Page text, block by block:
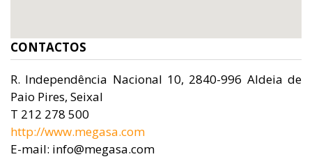
CONTACTOS
R. Independência Nacional 10, 2840-996 Aldeia de
Paio Pires, Seixal
T 212 278 500
http://www.megasa.com
E-mail: info@megasa.com